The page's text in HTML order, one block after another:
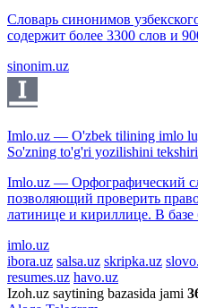
Словарь синонимов
содержит более 3300 слов и
sinonim.uz
Imlo.uz — O'zbek tilining imlo
So'zning to'g'ri yozilishini
Imlo.uz — Орфографический
позволяющий проверить
латинице и кириллице. В базе
imlo.uz
ibora.uz salsa.uz skripka.uz
resumes.uz havo.uz
Izoh.uz saytining bazasida jami